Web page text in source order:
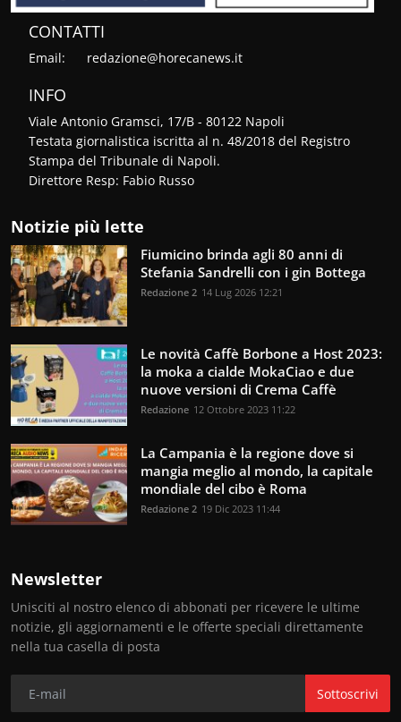
CONTATTI
Email: redazione@horecanews.it
INFO
Viale Antonio Gramsci, 17/B - 80122 Napoli
Testata giornalistica iscritta al n. 48/2018 del Registro
Stampa del Tribunale di Napoli.
Direttore Resp: Fabio Russo
Notizie più lette
Fiumicino brinda agli 80 anni di
Stefania Sandrelli con i gin Bottega
Redazione 2 14 Lug 2026 12:21
Le novità Caffè Borbone a Host 2023:
la moka a cialde MokaCiao e due
nuove versioni di Crema Caffè
Redazione 12 Ottobre 2023 11:22
La Campania è la regione dove si
mangia meglio al mondo, la capitale
mondiale del cibo è Roma
Redazione 2 19 Dic 2023 11:44
Newsletter
Unisciti al nostro elenco di abbonati per ricevere le ultime
notizie, gli aggiornamenti e le offerte speciali direttamente
nella tua casella di posta
Sottoscrivi